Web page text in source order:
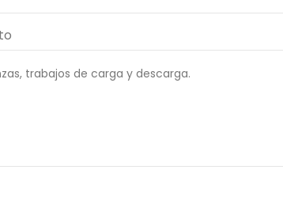
trabajos de carga y descarga.